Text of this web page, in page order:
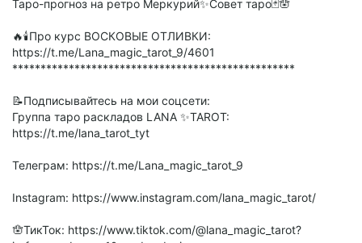
Таро-прогноз на ретро Меркурий✨Совет таро🃏🪬
🔥🕯️Про курс ВОСКОВЫЕ ОТЛИВКИ:
https://t.me/Lana_magic_tarot_9/4601
**************************************************
📝Подписывайтесь на мои соцсети:
Группа таро раскладов LANA ✨TAROT:
https://t.me/lana_tarot_tyt
Телеграм: https://t.me/Lana_magic_tarot_9
Instagram: https://www.instagram.com/lana_magic_tarot/
🪬ТикТок: https://www.tiktok.com/@lana_magic_tarot?